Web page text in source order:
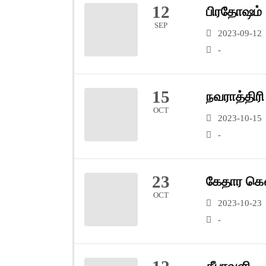
12
SEP
பிரதோஷம்
2023-09-12
-
15
OCT
நவராத்திரி
2023-10-15
-
23
OCT
கேதார
2023-10-23
-